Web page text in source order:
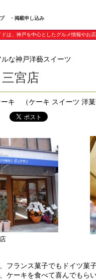
・掲載申し込み
は、神戸を中心としたグルメ情報やお
な神戸洋藝スイーツ
宮店
ーキ （ケーキ スイーツ 洋
フランス菓子でもドイツ菓
ケーキを食べて喜んでも